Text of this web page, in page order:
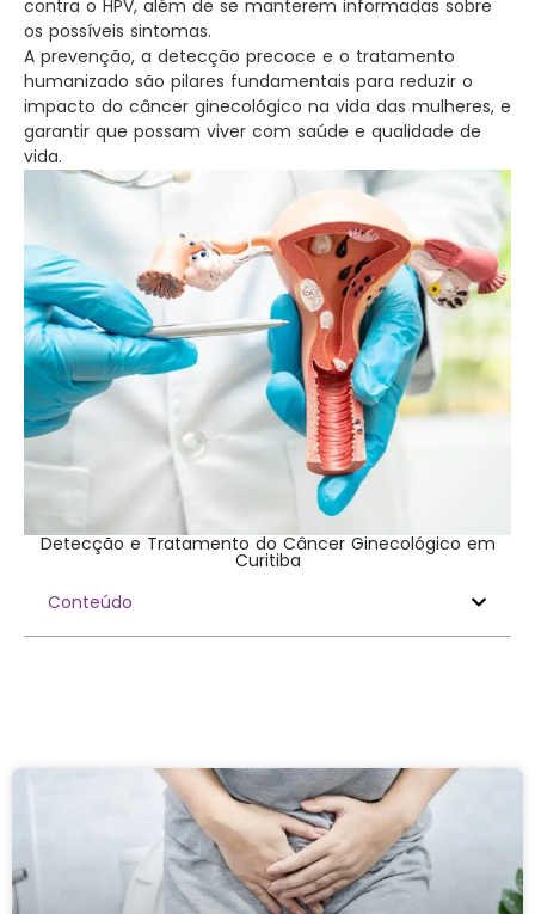
contra o HPV, além de se manterem informadas sobre
os possíveis sintomas.
A prevenção, a detecção precoce e o tratamento
humanizado são pilares fundamentais para reduzir o
impacto do câncer ginecológico na vida das mulheres, e
garantir que possam viver com saúde e qualidade de
vida.
Detecção e Tratamento do Câncer Ginecológico em
Curitiba
Conteúdo